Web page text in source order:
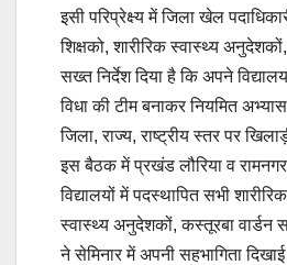
इसी परिप्रेक्ष्य में जिला खेल
शिक्षको, शारीरिक स्वास्थ्य
सख्त निर्देश दिया है कि अपने
विधा की टीम बनाकर नियमित
जिला, राज्य, राष्ट्रीय स्तर पर
इस बैठक में प्रखंड लौरिया व
विद्यालयों में पदस्थापित सभी
स्वास्थ्य अनुदेशकों, कस्तूरबा वार्डन
ने सेमिनार में अपनी सहभागिता